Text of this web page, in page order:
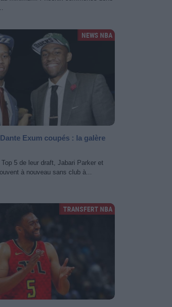
NEWS NBA
Exum coupés : la galère
5 de leur draft, Jabari Parker et
à nouveau sans club à...
TRANSFERT NBA